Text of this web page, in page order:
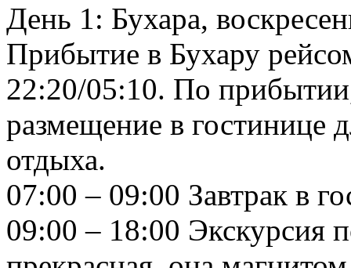
День 1: Бухара,
Прибытие в Бухару
22:20/05:10. По
размещение в гостинице
отдыха.
07:00 – 09:00 Завтрак в
09:00 – 18:00 Экскурсия